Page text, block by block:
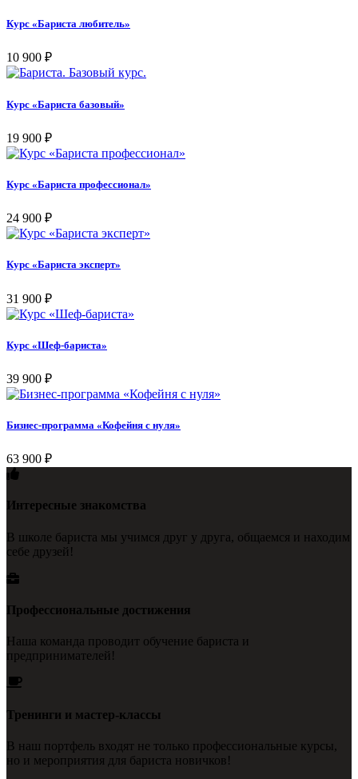
Курс «Бариста любитель»
10 900 ₽
Курс «Бариста базовый»
19 900 ₽
Курс «Бариста профессионал»
24 900 ₽
Курс «Бариста эксперт»
31 900 ₽
Курс «Шеф-бариста»
39 900 ₽
Бизнес-программа «Кофейня с нуля»
63 900 ₽
Интересные знакомства
В школе бариста мы учимся друг у друга, общаемся и находим
себе друзей!
Профессиональные достижения
Наша команда проводит обучение бариста и
предпринимателей!
Тренинги и мастер-классы
В наш портфель входят не только профессиональные курсы,
но и мероприятия для бариста новичков!